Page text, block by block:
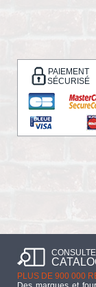
PAIEMENT
SÉCURISÉ
PLUS DE 900 000